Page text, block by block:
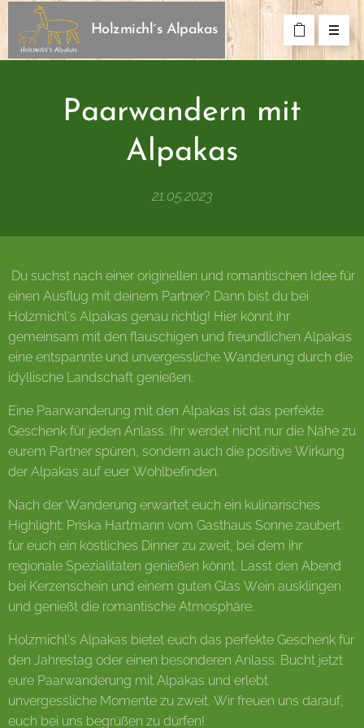
Holzmichl´s Alpakas
Paarwandern mit
Alpakas
21.05.2023
Du suchst nach einer originellen und romantischen Idee für
einen Ausflug mit deinem Partner? Dann bist du bei
Holzmichl's Alpakas genau richtig! Hier könnt ihr
gemeinsam mit den flauschigen und freundlichen Alpakas
eine entspannte und unvergessliche Wanderung durch die
idyllische Landschaft genießen.
Eine Paarwanderung mit den Alpakas ist das perfekte
Geschenk für jeden Anlass. Ihr werdet nicht nur die Nähe zu
eurem Partner spüren, sondern auch die positive Wirkung
der Alpakas auf euer Wohlbefinden.
Nach der Wanderung erwartet euch ein kulinarisches
Highlight: Priska Hartmann vom Gasthaus Sonne zaubert
für euch ein köstliches Dinner zu zweit, bei dem ihr
regionale Spezialitäten genießen könnt. Lasst den Abend
bei Kerzenschein und einem guten Glas Wein ausklingen
und genießt die romantische Atmosphäre.
Holzmichl's Alpakas bietet euch das perfekte Geschenk für
den Jahrestag oder einen besonderen Anlass. Bucht jetzt
eure Paarwanderung mit Alpakas und erlebt
unvergessliche Momente zu zweit. Wir freuen uns darauf,
euch bei uns begrüßen zu dürfen!